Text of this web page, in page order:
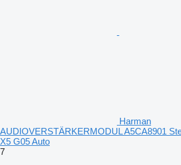
Harman
AUDIOVERSTÄRKERMODUL A5CA8901
X5 G05 Auto
7